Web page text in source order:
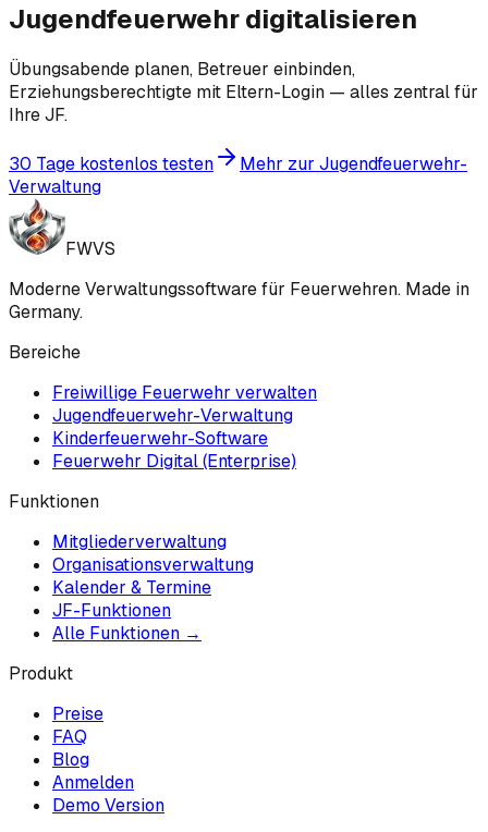
Jugendfeuerwehr digitalisieren
Übungsabende planen, Betreuer einbinden,
Erziehungsberechtigte mit Eltern-Login — alles zentral für
Ihre JF.
30 Tage kostenlos testen
Mehr zur Jugendfeuerwehr-
Verwaltung
FWVS
Moderne Verwaltungssoftware für Feuerwehren. Made in
Germany.
Bereiche
Freiwillige Feuerwehr verwalten
Jugendfeuerwehr-Verwaltung
Kinderfeuerwehr-Software
Feuerwehr Digital (Enterprise)
Funktionen
Mitgliederverwaltung
Organisationsverwaltung
Kalender & Termine
JF-Funktionen
Alle Funktionen →
Produkt
Preise
FAQ
Blog
Anmelden
Demo Version